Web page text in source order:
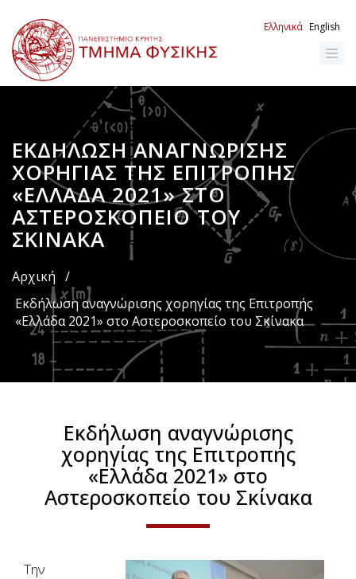
προς
το
κυρίως
περιεχόμενο
Ελληνικά English
ΕΚΔΉΛΩΣΗ ΑΝΑΓΝΏΡΙΣΗΣ
ΧΟΡΗΓΊΑΣ ΤΗΣ ΕΠΙΤΡΟΠΉΣ
«ΕΛΛΆΔΑ 2021» ΣΤΟ
ΑΣΤΕΡΟΣΚΟΠΕΊΟ ΤΟΥ
ΣΚΊΝΑΚΑ
Breadcrumb
Αρχική /
Εκδήλωση αναγνώρισης χορηγίας της Επιτροπής
«Ελλάδα 2021» στο Αστεροσκοπείο του Σκίνακα
Εκδήλωση αναγνώρισης
χορηγίας της Επιτροπής
«Ελλάδα 2021» στο
Αστεροσκοπείο του Σκίνακα
Την